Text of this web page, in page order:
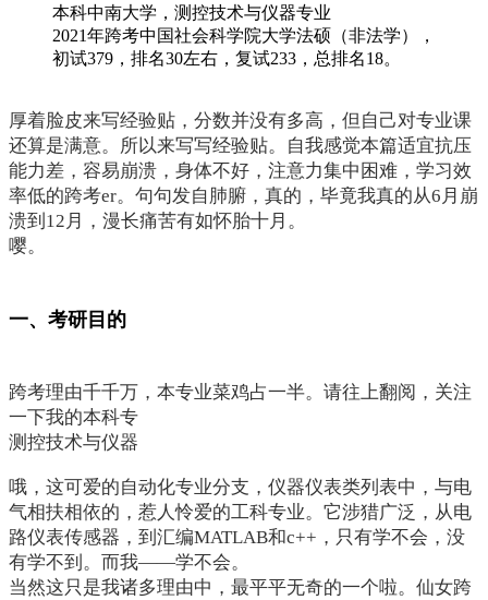
本科中南大学，测控技术与仪器专业
2021年跨考中国社会科学院大学法硕（非法学），
初试379，排名30左右，复试233，总排名18。
厚着脸皮来写经验贴，分数并没有多高，但自己对专业课
还算是满意。所以来写写经验贴。自我感觉本篇适宜抗压
能力差，容易崩溃，身体不好，注意力集中困难，学习效
率低的跨考er。句句发自肺腑，真的，毕竟我真的从6月崩
溃到12月，漫长痛苦有如怀胎十月。
嘤。
一、考研目的
跨考理由千千万，本专业菜鸡占一半。请往上翻阅，关注
一下我的本科专
测控技术与仪器
哦，这可爱的自动化专业分支，仪器仪表类列表中，与电
气相扶相依的，惹人怜爱的工科专业。它涉猎广泛，从电
路仪表传感器，到汇编MATLAB和c++，只有学不会，没
有学不到。而我——学不会。
当然这只是我诸多理由中，最平平无奇的一个啦。仙女跨